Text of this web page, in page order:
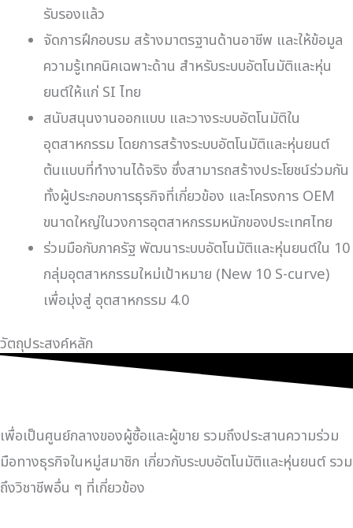
รับรองแล้ว
จัดการฝึกอบรม สร้างมาตรฐานด้านอาชีพ และให้ข้อมูล
ความรู้เทคนิคเฉพาะด้าน สำหรับระบบอัตโนมัติและหุ่น
ยนต์ให้แก่ SI ไทย
สนับสนุนงานออกแบบ และวางระบบอัตโนมัติใน
อุตสาหกรรม โดยการสร้างระบบอัตโนมัติและหุ่นยนต์
ต้นแบบที่ทำงานได้จริง ซึ่งสามารถสร้างประโยชน์ร่วมกัน
ทั้งผู้ประกอบการธุรกิจที่เกี่ยวข้อง และโครงการ OEM
ขนาดใหญ่ในวงการอุตสาหกรรมหนักของประเทศไทย
ร่วมมือกับภาครัฐ พัฒนาระบบอัตโนมัติและหุ่นยนต์ใน 10
กลุ่มอุตสาหกรรมใหม่เป้าหมาย (New 10 S-curve)
เพื่อมุ่งสู่ อุตสาหกรรม 4.0
วัตถุประสงค์หลัก
เพื่อเป็นศูนย์กลางของผู้ซื้อและผู้ขาย รวมถึงประสานความร่วม
มือทางธุรกิจในหมู่สมาชิก เกี่ยวกับระบบอัตโนมัติและหุ่นยนต์ รวม
ถึงวิชาชีพอื่น ๆ ที่เกี่ยวข้อง